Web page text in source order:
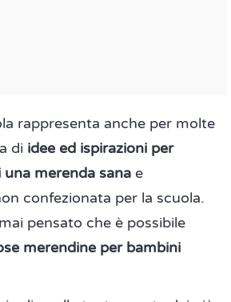
rappresenta anche per molte
di idee ed ispirazioni per
merenda sana e
confezionata per la scuola.
pensato che è possibile
merendine per bambini